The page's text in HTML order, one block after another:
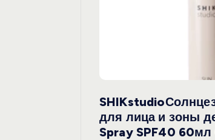
для лица и зоны
Spray SPF40